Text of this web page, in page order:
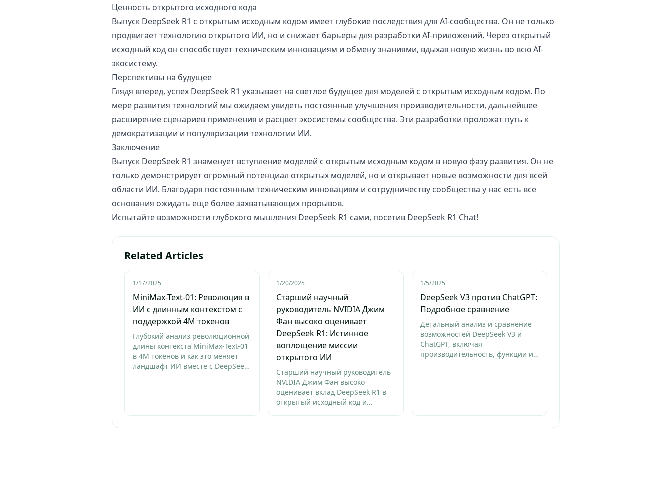
Ценность открытого исходного кода
Выпуск DeepSeek R1 с открытым исходным кодом имеет глубокие последствия для AI-сообщества. Он не только
продвигает технологию открытого ИИ, но и снижает барьеры для разработки AI-приложений. Через открытый
исходный код он способствует техническим инновациям и обмену знаниями, вдыхая новую жизнь во всю AI-
экосистему.
Перспективы на будущее
Глядя вперед, успех DeepSeek R1 указывает на светлое будущее для моделей с открытым исходным кодом. По
мере развития технологий мы ожидаем увидеть постоянные улучшения производительности, дальнейшее
расширение сценариев применения и расцвет экосистемы сообщества. Эти разработки проложат путь к
демократизации и популяризации технологии ИИ.
Заключение
Выпуск DeepSeek R1 знаменует вступление моделей с открытым исходным кодом в новую фазу развития. Он не
только демонстрирует огромный потенциал открытых моделей, но и открывает новые возможности для всей
области ИИ. Благодаря постоянным техническим инновациям и сотрудничеству сообщества у нас есть все
основания ожидать еще более захватывающих прорывов.
Испытайте возможности глубокого мышления DeepSeek R1 сами, посетив DeepSeek R1 Chat!
Related Articles
1/17/2025
MiniMax-Text-01: Революция в
ИИ с длинным контекстом с
поддержкой 4M токенов
Глубокий анализ революционной
длины контекста MiniMax-Text-01
в 4M токенов и как это меняет
ландшафт ИИ вместе с DeepSeek
1/20/2025
Старший научный
руководитель NVIDIA Джим
Фан высоко оценивает
DeepSeek R1: Истинное
воплощение миссии
открытого ИИ
Старший научный руководитель
NVIDIA Джим Фан высоко
оценивает вклад DeepSeek R1 в
открытый исходный код и
1/5/2025
DeepSeek V3 против ChatGPT:
Подробное сравнение
Детальный анализ и сравнение
возможностей DeepSeek V3 и
ChatGPT, включая
производительность, функции и